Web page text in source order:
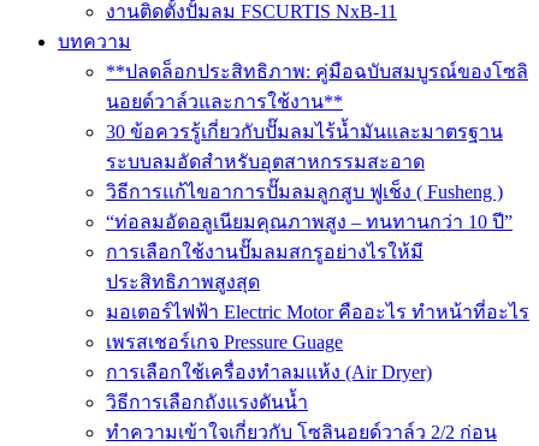
งานติดตั้งปั้มลม FSCURTIS NxB-11
บทความ
**ปลดล็อกประสิทธิภาพ: คู่มือฉบับสมบูรณ์ของโซลิ
นอยด์วาล์วและการใช้งาน**
30 ข้อควรรู้เกี่ยวกับปั๊มลมไร้น้ำมันและมาตรฐาน
ระบบลมอัดสำหรับอุตสาหกรรมสะอาด
วิธีการแก้ไขอาการปั๊มลมลูกสูบ ฟูเช็ง ( Fusheng )
“ท่อลมอัดอลูเนียมคุณภาพสูง – ทนทานกว่า 10 ปี”
การเลือกใช้งานปั๊มลมสกรูอย่างไรให้มี
ประสิทธิภาพสูงสุด
มอเตอร์ไฟฟ้า Electric Motor คืออะไร ทำหน้าที่อะไร
เพรสเชอร์เกจ Pressure Guage
การเลือกใช้เครื่องทำลมแห้ง (Air Dryer)
วิธีการเลือกถังแรงดันน้ำ
ทำความเข้าใจเกี่ยวกับ โซลินอยด์วาล์ว 2/2 ก่อน